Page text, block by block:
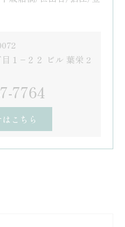
１−２２ ビル 葉栄 2
7764
こちら